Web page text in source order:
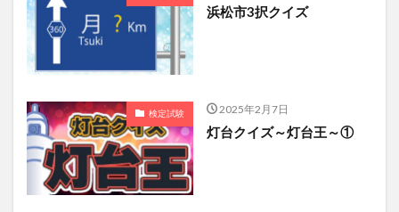
浜松市3択クイズ
検定試験 2025年2月7日
灯台クイズ～灯台王～①